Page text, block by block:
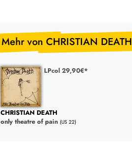
Mehr von CHRISTIAN DEATH
LPcol 29,90€*
CHRISTIAN DEATH
only theatre of pain (US 22)